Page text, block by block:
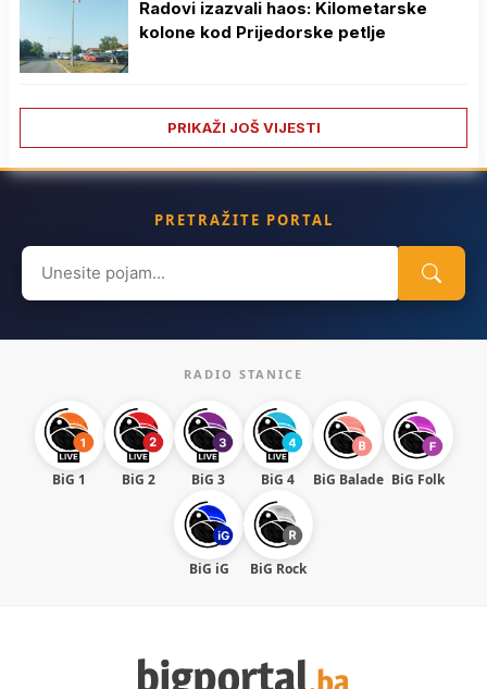
Radovi izazvali haos: Kilometarske
kolone kod Prijedorske petlje
PRIKAŽI JOŠ VIJESTI
PRETRAŽITE PORTAL
Search
for:
RADIO STANICE
BiG 1 BiG 2 BiG 3 BiG 4 BiG Balade BiG Folk
BiG iG BiG Rock